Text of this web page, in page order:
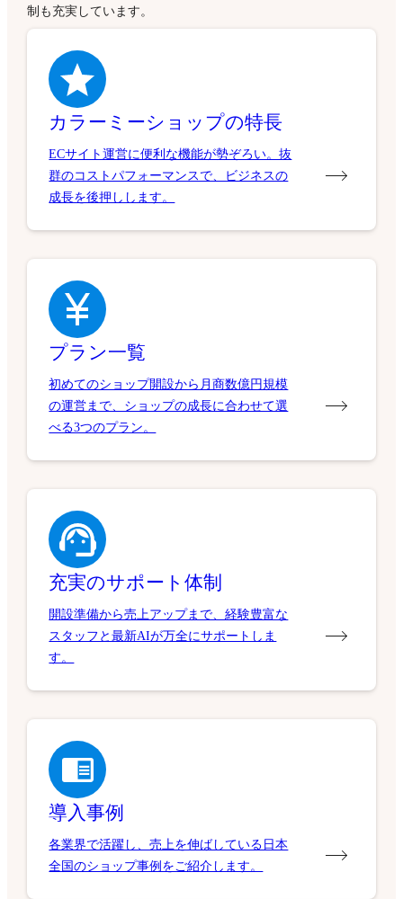
制も充実しています。
カラーミーショップの特長
ECサイト運営に便利な機能が勢ぞろい。抜
群のコストパフォーマンスで、ビジネスの
成長を後押しします。
プラン一覧
初めてのショップ開設から月商数億円規模
の運営まで、ショップの成長に合わせて選
べる3つのプラン。
充実のサポート体制
開設準備から売上アップまで、経験豊富な
スタッフと最新AIが万全にサポートしま
す。
導入事例
各業界で活躍し、売上を伸ばしている日本
全国のショップ事例をご紹介します。